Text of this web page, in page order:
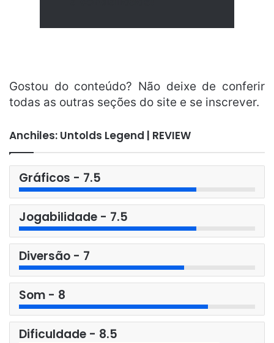
Gostou do conteúdo? Não deixe de conferir
todas as outras seções do site e se inscrever.
Anchiles: Untolds Legend | REVIEW
Gráficos - 7.5
Jogabilidade - 7.5
Diversão - 7
Som - 8
Dificuldade - 8.5